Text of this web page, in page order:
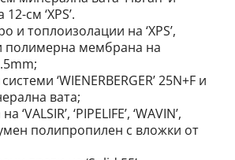
см ‘XPS’.
и топлоизолации на ‘XPS’,
полимерна мембрана на
‘WIENERBERGER’ 25N+F и
вата;
‘PIPELIFE’, ‘WAVIN’,
полипропилен с вложки от